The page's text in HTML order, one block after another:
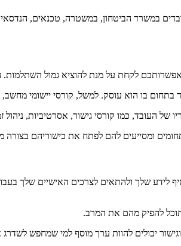
במשרד הביטחון, במשטרה, טכנאים,
לקחת על מנת להוציא גמול השתלמות.
בו הוא עוסק. למשל, קורסי יישומי
של העובד, כמו קורסי גישור, אסרטיביות, ניהול
לידע שלך ולהתאים לצרכים האישיים שלך
להפיק מהם את המרב.
יכולים להוות ערך מוסף למי שמחפש לשדרג